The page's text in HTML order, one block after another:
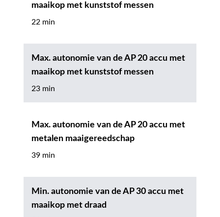
maaikop met kunststof messen
22 min
Max. autonomie van de AP 20 accu met
maaikop met kunststof messen
23 min
Max. autonomie van de AP 20 accu met
metalen maaigereedschap
39 min
Min. autonomie van de AP 30 accu met
maaikop met draad